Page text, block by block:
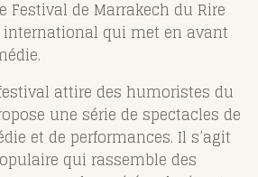
Festival de Marrakech du Rire
qui met en avant
attire des humoristes du
une série de spectacles de
et de performances. Il s’agit
qui rassemble des